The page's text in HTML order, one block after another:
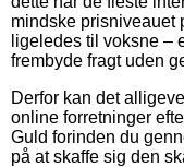
mindske prisniveauet
ligeledes til voksne –
frembyde fragt uden
Derfor kan det
online forretninger
Guld forinden du
på at skaffe sig den